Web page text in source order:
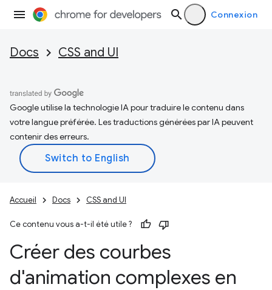
Connexion
Docs CSS and UI
Google utilise la technologie IA pour traduire le contenu dans
votre langue préférée. Les traductions générées par IA peuvent
contenir des erreurs.
Accueil Docs CSS and UI
Ce contenu vous a-t-il été utile ?
Créer des courbes
d'animation complexes en